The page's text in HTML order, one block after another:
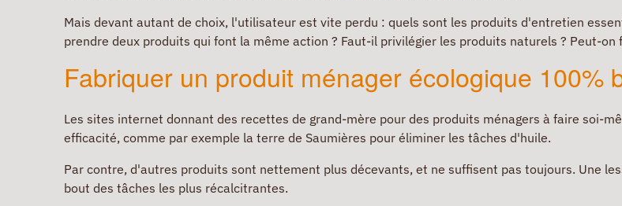
Mais devant autant de choix, l'utilisateur est vite perdu : quels sont les produits d'entretien
prendre deux produits qui font la même action ? Faut-il privilégier les produits naturels ? Peut-
Fabriquer un produit ménager écologique 100%
Les sites internet donnant des recettes de grand-mère pour des produits ménagers à faire soi-
efficacité, comme par exemple la terre de Saumières pour éliminer les tâches d'huile.
Par contre, d'autres produits sont nettement plus décevants, et ne suffisent pas toujours. Une
bout des tâches les plus récalcitrantes.